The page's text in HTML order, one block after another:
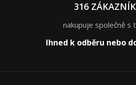
316
nakupuje společně s
Ihned k odběru nebo